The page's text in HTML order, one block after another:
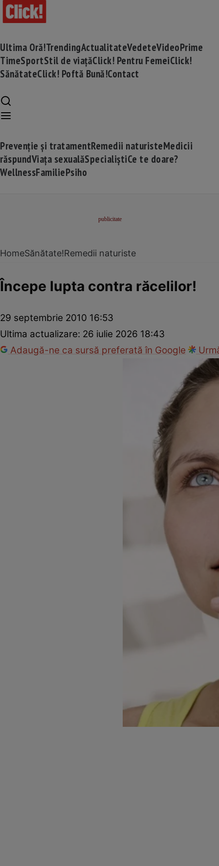
Ultima Oră!TrendingActualitateVedeteVideoPrime
TimeSportStil de viațăClick! Pentru FemeiClick!
SănătateClick! Poftă Bună!Contact
Prevenție și tratamentRemedii naturisteMedicii
răspundViața sexualăSpecialiștiCe te doare?
WellnessFamiliePsiho
HomeSănătate!Remedii naturiste
Începe lupta contra răcelilor!
29 septembrie 2010 16:53
Ultima actualizare: 26 iulie 2026 18:43
Adaugă-ne ca sursă preferată în Google